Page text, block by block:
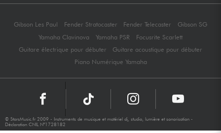
Gibson Les Paul Fender Stratocaster Fender Telecaster
Gibson SG
Yamaha Clavinova
Yamaha PSR
Focusrite Scarlett
Guitare électrique pour débuter
Guitare acoustique pour débuter
Piano Numérique Yamaha
© StarsMusic.fr 2009 - Instruments de musique et matériel dj, studio, lumière et sonorisation -
Déclaration CNIL N°1728182